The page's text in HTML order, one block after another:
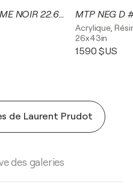
MTP NEGATIVE MONOCHROME NOIR 22.6-19 MTP NEG D
Acrylique,
26x43in
1 590 $US
de Laurent Prudot
des galeries